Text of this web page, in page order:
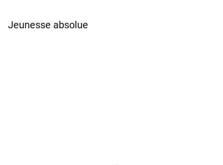
Jeunesse absolue